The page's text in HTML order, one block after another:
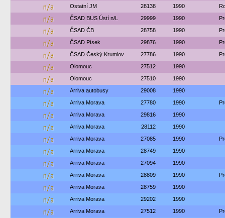
n/a Ostatní JM 28138 1990
n/a ČSAD BUS Ústí n/L 29999 1990
n/a ČSAD ČB 28758 1990
n/a ČSAD Písek 29876 1990
n/a ČSAD Český Krumlov 27786 1990
n/a Olomouc 27512 1990
n/a Olomouc 27510 1990
n/a Arriva autobusy 29008 1990
n/a Arriva Morava 27780 1990
n/a Arriva Morava 29816 1990
n/a Arriva Morava 28112 1990
n/a Arriva Morava 27085 1990
n/a Arriva Morava 28749 1990
n/a Arriva Morava 27094 1990
n/a Arriva Morava 28809 1990
n/a Arriva Morava 28759 1990
n/a Arriva Morava 29202 1990
n/a Arriva Morava 27512 1990